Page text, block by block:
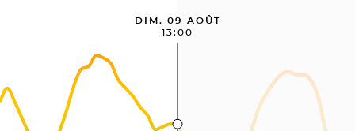
DIM. 09 AOÛT
13:00